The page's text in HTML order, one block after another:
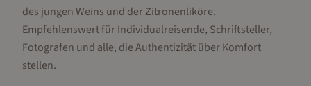
des jungen Weins und der Zitronenliköre.
Empfehlenswert für Individualreisende, Schriftsteller,
Fotografen und alle, die Authentizität über Komfort
stellen.